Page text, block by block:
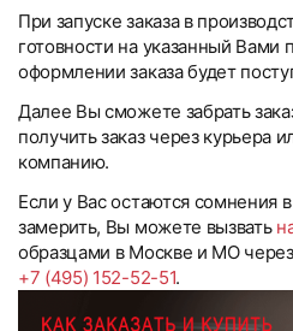
При запуске заказа в
готовности на указанный Вами
оформлении заказа будет
Далее Вы сможете забрать
получить заказ через курьера
компанию.
Если у Вас остаются сомнения
замерить, Вы можете вызвать
образцами в Москве и МО
+7 (495) 152-52-51.